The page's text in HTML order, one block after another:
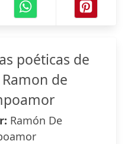
poéticas de
de
Ramón De